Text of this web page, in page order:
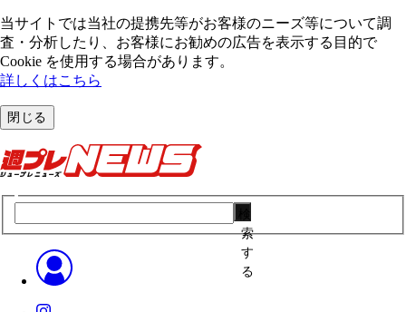
当サイトでは当社の提携先等がお客様のニーズ等について調
査・分析したり、お客様にお勧めの広告を表⽰する⽬的で
Cookie を使⽤する場合があります。
詳しくはこちら
閉じる
索
す
る